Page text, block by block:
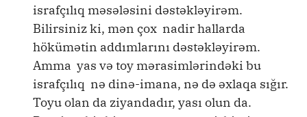
israfçılıq məsələsini dəstəkləyirəm.
Bilirsiniz ki, mən çox nadir hallarda
hökümətin addımlarını dəstəkləyirəm.
Amma yas və toy mərasimlərindəki bu
israfçılıq nə dinə-imana, nə də əxlaqa sığır.
Toyu olan da ziyandadır, yası olun da.